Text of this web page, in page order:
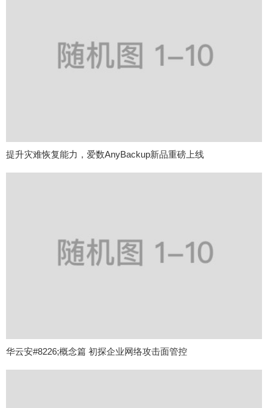
提升灾难恢复能力，爱数AnyBackup新品重磅上线
华云安#8226;概念篇 初探企业网络攻击面管控